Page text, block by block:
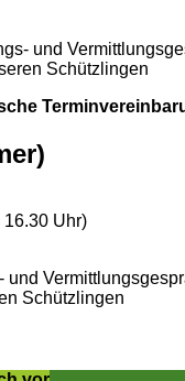
und
Schützlingen
16.30 Uhr)
und
Schützlingen